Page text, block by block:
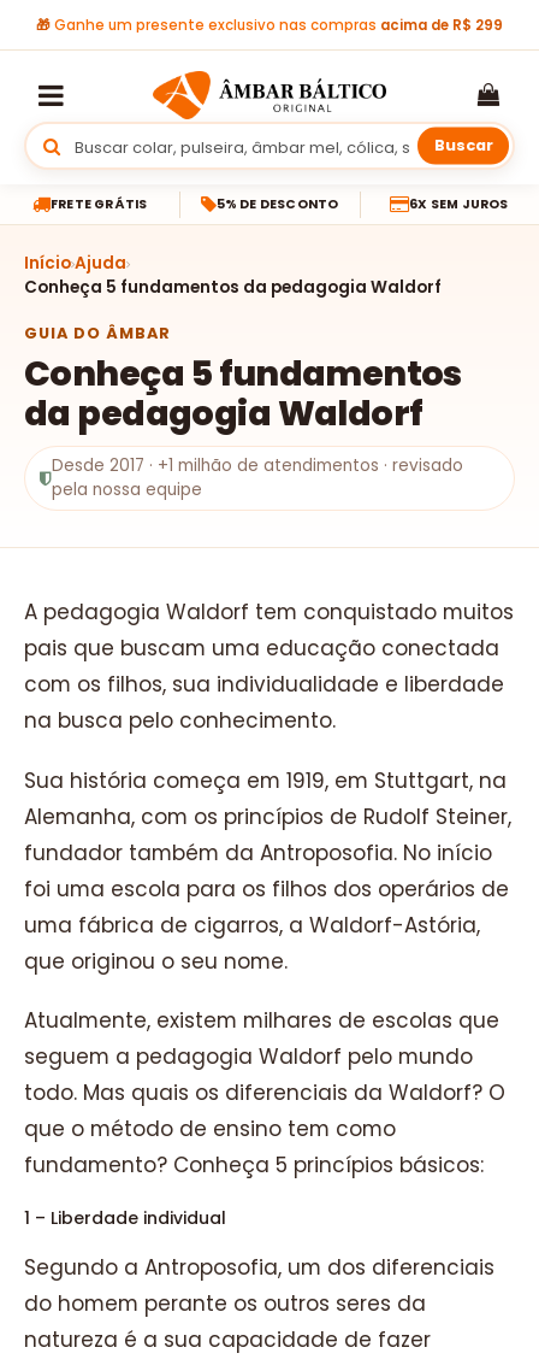
🎁Ganhe um presente exclusivo nas compras acima de R$ 299
Buscar
FRETE GRÁTIS 5% DE DESCONTO 6X SEM JUROS
InícioAjuda
Conheça 5 fundamentos da pedagogia Waldorf
GUIA DO ÂMBAR
Conheça 5 fundamentos
da pedagogia Waldorf
Desde 2017 · +1 milhão de atendimentos · revisado
pela nossa equipe
A pedagogia Waldorf tem conquistado muitos
pais que buscam uma educação conectada
com os filhos, sua individualidade e liberdade
na busca pelo conhecimento.
Sua história começa em 1919, em Stuttgart, na
Alemanha, com os princípios de Rudolf Steiner,
fundador também da Antroposofia. No início
foi uma escola para os filhos dos operários de
uma fábrica de cigarros, a Waldorf-Astória,
que originou o seu nome.
Atualmente, existem milhares de escolas que
seguem a pedagogia Waldorf pelo mundo
todo. Mas quais os diferenciais da Waldorf? O
que o método de ensino tem como
fundamento? Conheça 5 princípios básicos:
1 – Liberdade individual
Segundo a Antroposofia, um dos diferenciais
do homem perante os outros seres da
natureza é a sua capacidade de fazer